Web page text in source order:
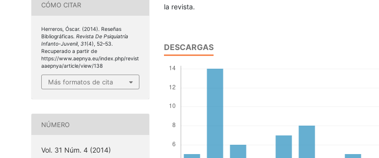
CÓMO CITAR
Herreros, Óscar. (2014). Reseñas
Bibliográficas. Revista De Psiquiatría
Infanto-Juvenil, 31(4), 52–53.
Recuperado a partir de
https://www.aepnya.eu/index.php/revist
aaepnya/article/view/138
Más formatos de cita
NÚMERO
Vol. 31 Núm. 4 (2014)
la revista.
DESCARGAS